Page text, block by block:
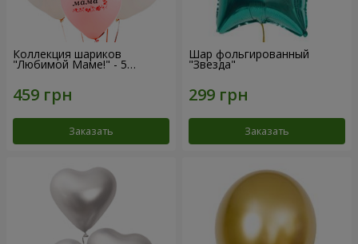
Коллекция шариков
"Любимой Маме!" - 5
Заказать
Шар фольгированный
"Звезда"
Заказать